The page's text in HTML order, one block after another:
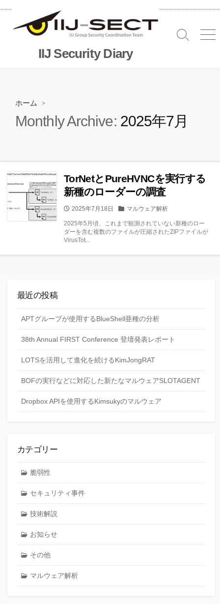
へ
IIJ Security Diary
検
メ
ホーム >
Monthly Archive: 2025年7月
TorNetとPureHVNCを実行する
新種のローダーの調査
公
日
2025年7月18日
カ
ゴ
リー
マルウェア解析
2025年5月頃、これまで観測されていない新種のロー
ダーを含む複数のファイルが圧縮されたZIPファイルが
VirusTot...
最近の投稿
APTグループが使用するBlueShell亜種の分析
38th Annual FIRST Conference 登壇発表レポート
LOTSを活用して進化を続けるKimJongRAT
BOFの実行などに対応した新たなマルウェアSLOTAGENT
Dropbox APIを使用するKimsukyのマルウェア
カテゴリー
脆弱性
セキュリティ事件
技術解説
お知らせ
その他
マルウェア解析